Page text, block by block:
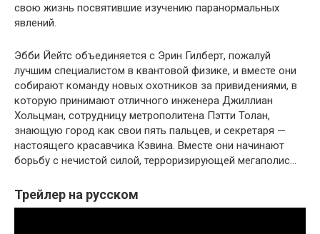
свою жизнь посвятившие изучению паранормальных
явлений.
Эбби Йейтс объединяется с Эрин Гилберт, пожалуй
лучшим специалистом в квантовой физике, и вместе они
собирают команду новых охотников за привидениями, в
которую принимают отличного инженера Джиллиан
Хольцман, сотрудницу метрополитена Пэтти Толан,
знающую город как свои пять пальцев, и секретаря —
настоящего красавчика Кэвина. Вместе они начинают
борьбу с нечистой силой, терроризирующей мегаполис…
Трейлер на русском